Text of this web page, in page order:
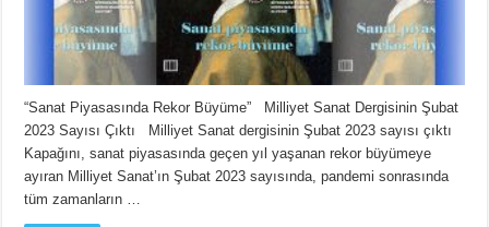
“Sanat Piyasasında Rekor Büyüme” Milliyet Sanat Dergisinin Şubat
2023 Sayısı Çıktı Milliyet Sanat dergisinin Şubat 2023 sayısı çıktı
Kapağını, sanat piyasasında geçen yıl yaşanan rekor büyümeye
ayıran Milliyet Sanat’ın Şubat 2023 sayısında, pandemi sonrasında
tüm zamanların …